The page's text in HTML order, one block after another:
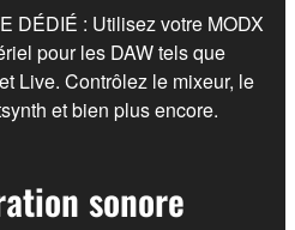
DÉDIÉ : Utilisez votre MODX
pour les DAW tels que
Live. Contrôlez le mixeur, le
et bien plus encore.
sonore